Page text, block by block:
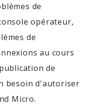
de
opérateur,
de
au cours
de
besoin d'autoriser
Micro.